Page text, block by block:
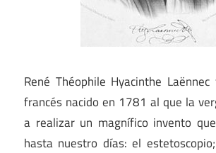
René Théophile Hyacinthe
francés nacido en 1781 al que la
a realizar un magnífico invento
hasta nuestro días: el